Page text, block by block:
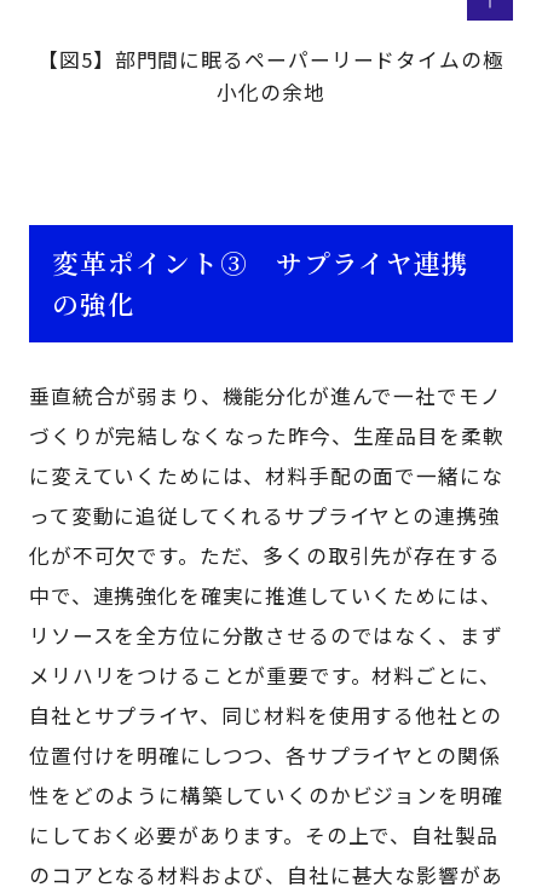
【図5】部門間に眠るペーパーリードタイムの極
小化の余地
変革ポイント③ サプライヤ連携
の強化
垂直統合が弱まり、機能分化が進んで一社でモノ
づくりが完結しなくなった昨今、生産品目を柔軟
に変えていくためには、材料手配の面で一緒にな
って変動に追従してくれるサプライヤとの連携強
化が不可欠です。ただ、多くの取引先が存在する
中で、連携強化を確実に推進していくためには、
リソースを全方位に分散させるのではなく、まず
メリハリをつけることが重要です。材料ごとに、
自社とサプライヤ、同じ材料を使用する他社との
位置付けを明確にしつつ、各サプライヤとの関係
性をどのように構築していくのかビジョンを明確
にしておく必要があります。その上で、自社製品
のコアとなる材料および、自社に甚大な影響があ